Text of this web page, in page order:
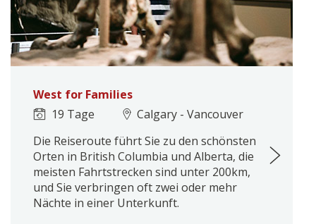
West for Families
19 Tage
Calgary - Vancouver
Die Reiseroute führt Sie zu den schönsten
Orten in British Columbia und Alberta, die
meisten Fahrtstrecken sind unter 200km,
und Sie verbringen oft zwei oder mehr
Nächte in einer Unterkunft.